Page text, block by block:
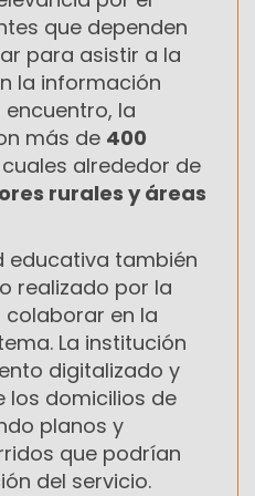
que dependen
para asistir a la
la información
la
más de 400
alrededor de
rurales y áreas
educativa también
realizado por la
en la
La institución
digitalizado y
los domicilios de
planos y
que podrían
del servicio.